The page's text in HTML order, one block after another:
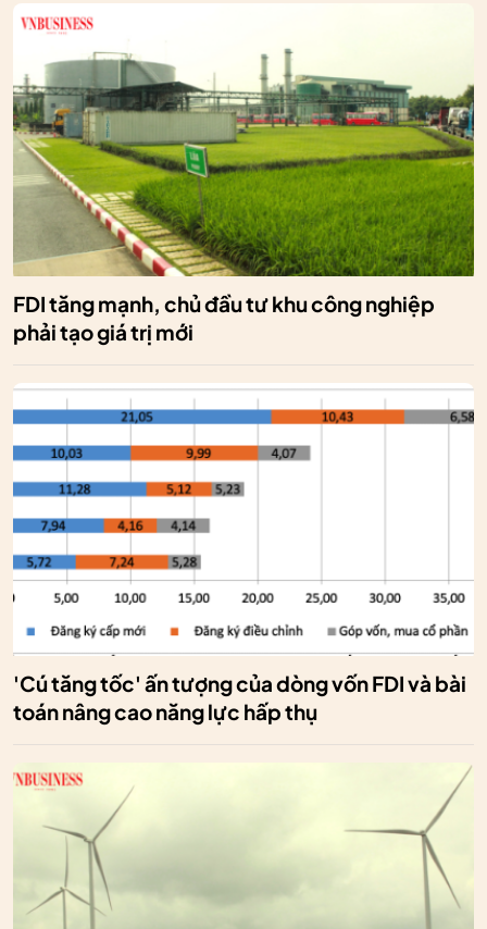
FDI tăng mạnh, chủ đầu tư khu công nghiệp
phải tạo giá trị mới
'Cú tăng tốc' ấn tượng của dòng vốn FDI và bài
toán nâng cao năng lực hấp thụ